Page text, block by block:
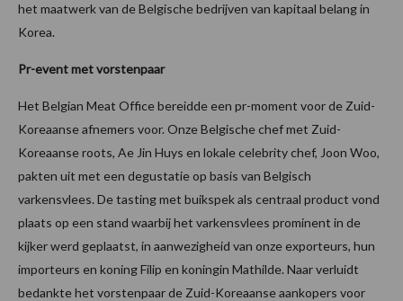
het maatwerk van de Belgische bedrijven van kapitaal belang in
Korea.
Pr-event met vorstenpaar
Het Belgian Meat Office bereidde een pr-moment voor de Zuid-
Koreaanse afnemers voor. Onze Belgische chef met Zuid-
Koreaanse roots, Ae Jin Huys en lokale celebrity chef, Joon Woo,
pakten uit met een degustatie op basis van Belgisch
varkensvlees. De tasting met buikspek als centraal product vond
plaats op een stand waarbij het varkensvlees prominent in de
kijker werd geplaatst, in aanwezigheid van onze exporteurs, hun
importeurs en koning Filip en koningin Mathilde. Naar verluidt
bedankte het vorstenpaar de Zuid-Koreaanse aankopers voor